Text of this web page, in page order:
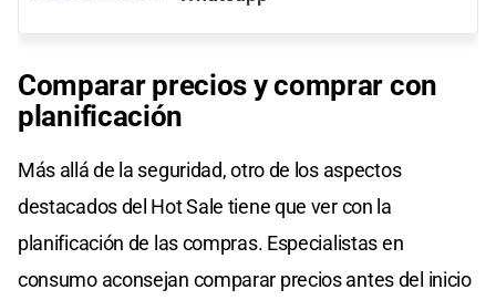
Comparar precios y comprar con
planificación
Más allá de la seguridad, otro de los aspectos
destacados del Hot Sale tiene que ver con la
planificación de las compras. Especialistas en
consumo aconsejan comparar precios antes del inicio